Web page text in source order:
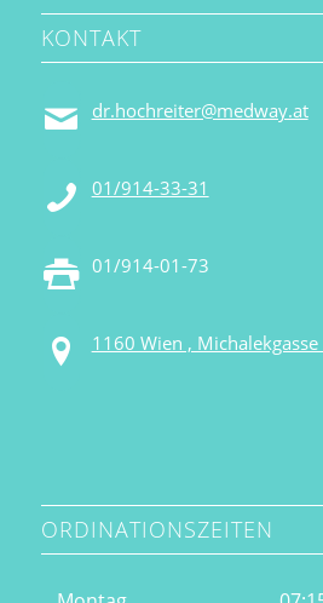
KONTAKT
dr.hochreiter@medway.at
01/914-33-31
01/914-01-73
1160 Wien ,
ORDINATIONSZEITEN